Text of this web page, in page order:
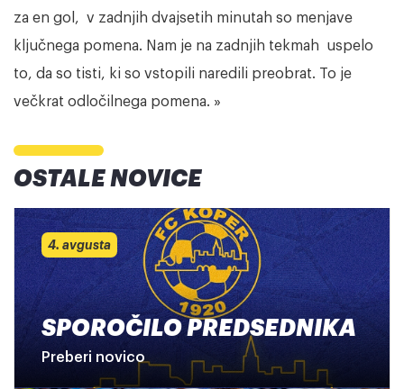
za en gol, v zadnjih dvajsetih minutah so menjave
ključnega pomena. Nam je na zadnjih tekmah uspelo
to, da so tisti, ki so vstopili naredili preobrat. To je
večkrat odločilnega pomena. »
OSTALE NOVICE
4. avgusta
SPOROČILO PREDSEDNIKA
Preberi novico